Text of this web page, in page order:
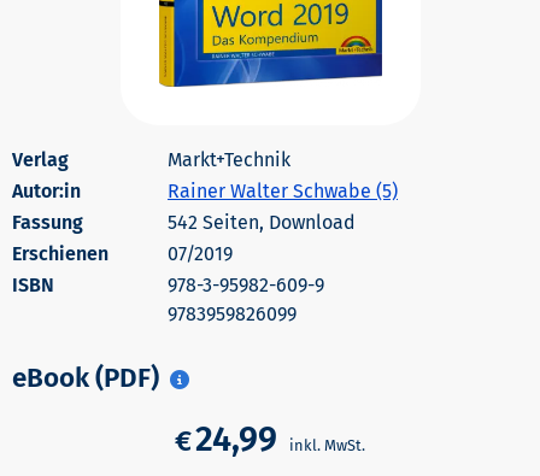
Markt+Technik
Autor:in
Rainer Walter Schwabe (5)
542 Seiten, Download
Erschienen
07/2019
978-3-95982-609-9
9783959826099
eBook (PDF)
€24,99